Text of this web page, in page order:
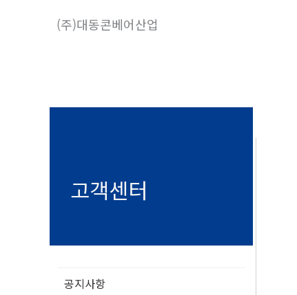
(주)대동콘베어산업
고객센터
공지사항